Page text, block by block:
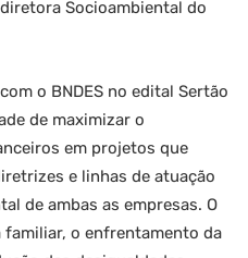
Socioambiental do
o BNDES no edital Sertão
de maximizar o
em projetos que
e linhas de atuação
de ambas as empresas. O
o enfrentamento da